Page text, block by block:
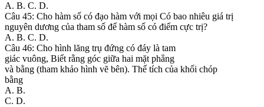
A. B. C. D.
Câu 45: Cho hàm số có đạo hàm với mọi Có bao nhiêu giá trị
nguyên dương của tham số để hàm số có điểm cực trị?
A. B. C. D.
Câu 46: Cho hình lăng trụ đứng có đáy là tam
giác vuông, Biết rằng góc giữa hai mặt phẳng
và bằng (tham khảo hình vẽ bên). Thể tích của khối chóp
bằng
A. B.
C. D.